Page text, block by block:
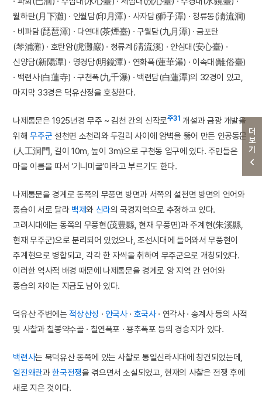
더보기
월하탄(月下灘) · 인월담(印月潭) · 사자담(獅子潭) · 청류동(淸流洞)
· 비파담(琵琶潭) · 다연대(茶煙臺) · 구월담(九月潭) · 금포탄
(琴浦灘) · 호탄암(虎灘巖) · 청류계(淸流溪) · 안심대(安心臺) ·
신양담(新陽潭) · 명경담(明鏡潭) · 연화폭(蓮華瀑) · 이속대(離俗臺)
· 백련사(白蓮寺) · 구천폭(九千瀑) · 백련담(白蓮潭)의 32경이 있고,
마지막 33경은 덕유산정을 호칭한다.
나제통문은 1925년경 무주 ~ 김천 간의 신작로주31 개설과 금광 개발을
위해무주군 설천면 소천리와 두길리 사이에 암벽을 뚫어 만든 인공동문
(人工洞門, 길이 10m, 높이 3m)으로 구천동 입구에 있다. 주민들은
마을 이름을 따서 ‘기니미굴’이라고 부르기도 한다.
나제통문을 경계로 동쪽의 무풍면 방면과 서쪽의 설천면 방면의 언어와
풍습이 서로 달라 백제와 신라의 국경지역으로 추정하고 있다.
고려시대에는 동쪽의 무풍현(茂豊縣, 현재 무풍면)과 주계현(朱溪縣,
현재 무주군)으로 분리되어 있었으나, 조선시대에 들어와서 무풍현이
주계현으로 병합되고, 각각 한 자씩을 취하여 무주군으로 개칭되었다.
이러한 역사적 배경 때문에 나제통문을 경계로 양 지역 간 언어와
풍습의 차이는 지금도 남아 있다.
덕유산 주변에는적상산성 · 안국사· 호국사· 연각사 · 송계사 등의 사적
및 사찰과 칠봉약수골 · 칠연폭포 · 용추폭포 등의 경승지가 있다.
백련사는 북덕유산 동쪽에 있는 사찰로 통일신라시대에 창건되었는데,
임진왜란과한국전쟁을 겪으면서 소실되었고, 현재의 사찰은 전쟁 후에
새로 지은 것이다.